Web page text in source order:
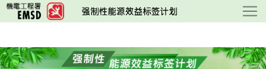
跳
至
要
内